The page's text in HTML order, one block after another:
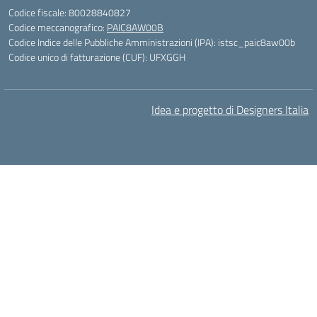
Codice fiscale: 80028840827
Codice meccanografico: PAIC8AW00B
Codice Indice delle Pubbliche Amministrazioni (IPA): istsc_paic8aw00b
Codice unico di fatturazione (CUF): UFXGGH
Idea e progetto di Designers Italia